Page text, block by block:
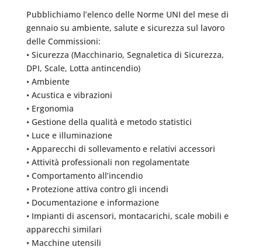
Pubblichiamo l’elenco delle Norme UNI del mese di
gennaio su ambiente, salute e sicurezza sul lavoro
delle Commissioni:
• Sicurezza (Macchinario, Segnaletica di Sicurezza,
DPI, Scale, Lotta antincendio)
• Ambiente
• Acustica e vibrazioni
• Ergonomia
• Gestione della qualità e metodo statistici
• Luce e illuminazione
• Apparecchi di sollevamento e relativi accessori
• Attività professionali non regolamentate
• Comportamento all’incendio
• Protezione attiva contro gli incendi
• Documentazione e informazione
• Impianti di ascensori, montacarichi, scale mobili e
apparecchi similari
• Macchine utensili